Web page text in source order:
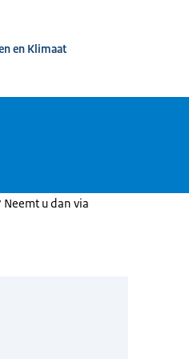
en Klimaat
u dan via